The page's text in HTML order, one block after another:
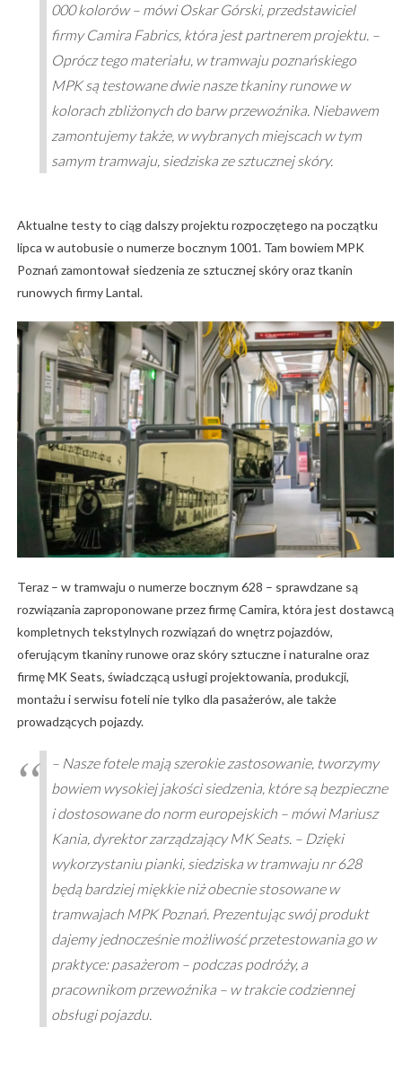
000 kolorów – mówi Oskar Górski, przedstawiciel
firmy Camira Fabrics, która jest partnerem projektu. –
Oprócz tego materiału, w tramwaju poznańskiego
MPK są testowane dwie nasze tkaniny runowe w
kolorach zbliżonych do barw przewoźnika. Niebawem
zamontujemy także, w wybranych miejscach w tym
samym tramwaju, siedziska ze sztucznej skóry.
Aktualne testy to ciąg dalszy projektu rozpoczętego na początku
lipca w autobusie o numerze bocznym 1001. Tam bowiem MPK
Poznań zamontował siedzenia ze sztucznej skóry oraz tkanin
runowych firmy Lantal.
Teraz – w tramwaju o numerze bocznym 628 – sprawdzane są
rozwiązania zaproponowane przez firmę Camira, która jest dostawcą
kompletnych tekstylnych rozwiązań do wnętrz pojazdów,
oferującym tkaniny runowe oraz skóry sztuczne i naturalne oraz
firmę MK Seats, świadczącą usługi projektowania, produkcji,
montażu i serwisu foteli nie tylko dla pasażerów, ale także
prowadzących pojazdy.
– Nasze fotele mają szerokie zastosowanie, tworzymy
bowiem wysokiej jakości siedzenia, które są bezpieczne
i dostosowane do norm europejskich – mówi Mariusz
Kania, dyrektor zarządzający MK Seats. – Dzięki
wykorzystaniu pianki, siedziska w tramwaju nr 628
będą bardziej miękkie niż obecnie stosowane w
tramwajach MPK Poznań. Prezentując swój produkt
dajemy jednocześnie możliwość przetestowania go w
praktyce: pasażerom – podczas podróży, a
pracownikom przewoźnika – w trakcie codziennej
obsługi pojazdu.